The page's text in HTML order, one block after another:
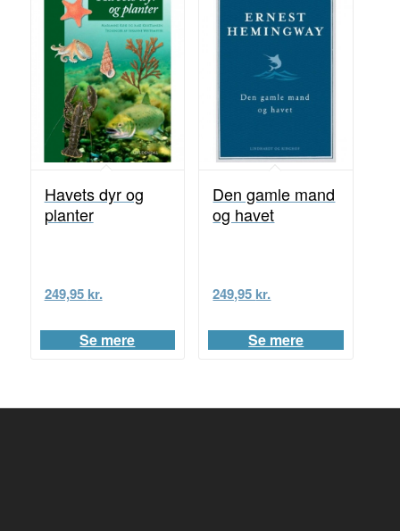
Havets dyr og
planter
249,95 kr.
Se mere
Den gamle mand
og havet
249,95 kr.
Se mere